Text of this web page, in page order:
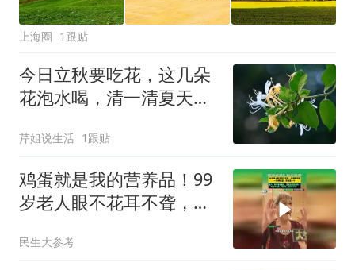
上海圈 1跟贴
今日立秋要吃花，这几朵
花泡水喝，清一清夏天攒
芹姐说生活 1跟贴
鸡蛋就是我的营养品！99
岁老人眼不花耳不聋，一
民生大参考